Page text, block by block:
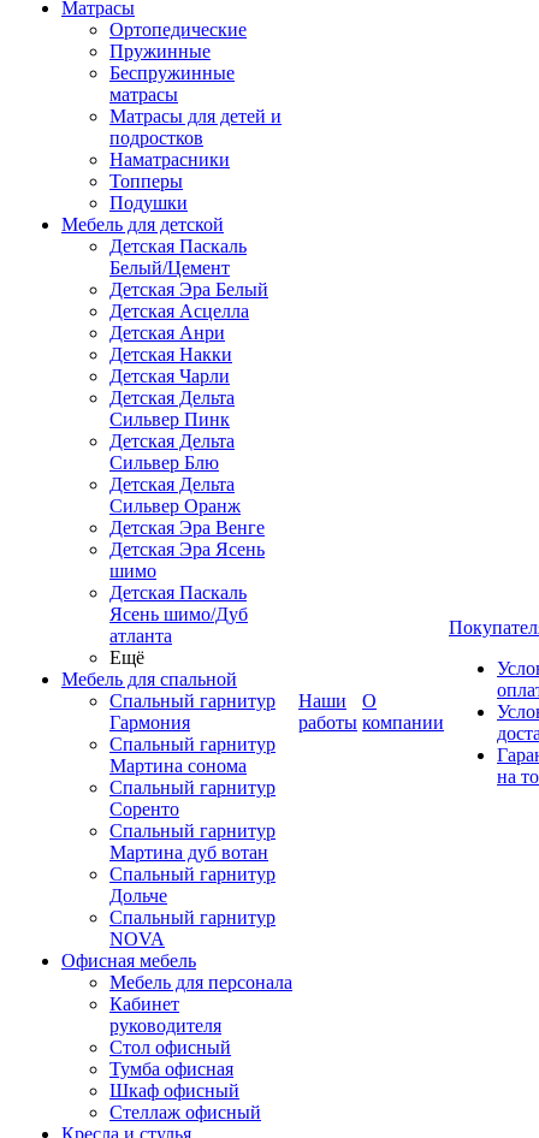
Матраcы
Ортопедические
Пружинные
Беспружинные
матрасы
Матрасы для детей и
подростков
Наматрасники
Топперы
Подушки
Мебель для детской
Детская Паскаль
Белый/Цемент
Детская Эра Белый
Детская Асцелла
Детская Анри
Детская Накки
Детская Чарли
Детская Дельта
Сильвер Пинк
Детская Дельта
Сильвер Блю
Детская Дельта
Сильвер Оранж
Детская Эра Венге
Детская Эра Ясень
шимо
Детская Паскаль
Ясень шимо/Дуб
атланта
Ещё
Мебель для спальной
Спальный гарнитур
Гармония
Спальный гарнитур
Мартина сонома
Спальный гарнитур
Соренто
Спальный гарнитур
Мартина дуб вотан
Спальный гарнитур
Дольче
Спальный гарнитур
NOVA
Офисная мебель
Мебель для персонала
Кабинет
руководителя
Стол офисный
Тумба офисная
Шкаф офисный
Стеллаж офисный
Кресла и стулья
Наши
работы
О
компании
на